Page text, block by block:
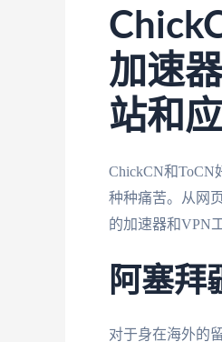
加速
站和
ChickCN和
种种痛苦。从网
的加速器和VPN
阿塞拜
对于身在海外的